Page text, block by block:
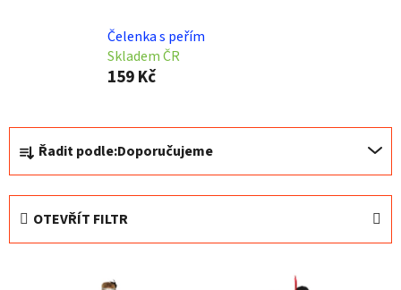
Čelenka s peřím
Skladem ČR
159 Kč
Ř
a
z
Řadit podle:Doporučujeme
OTEVŘÍT FILTR